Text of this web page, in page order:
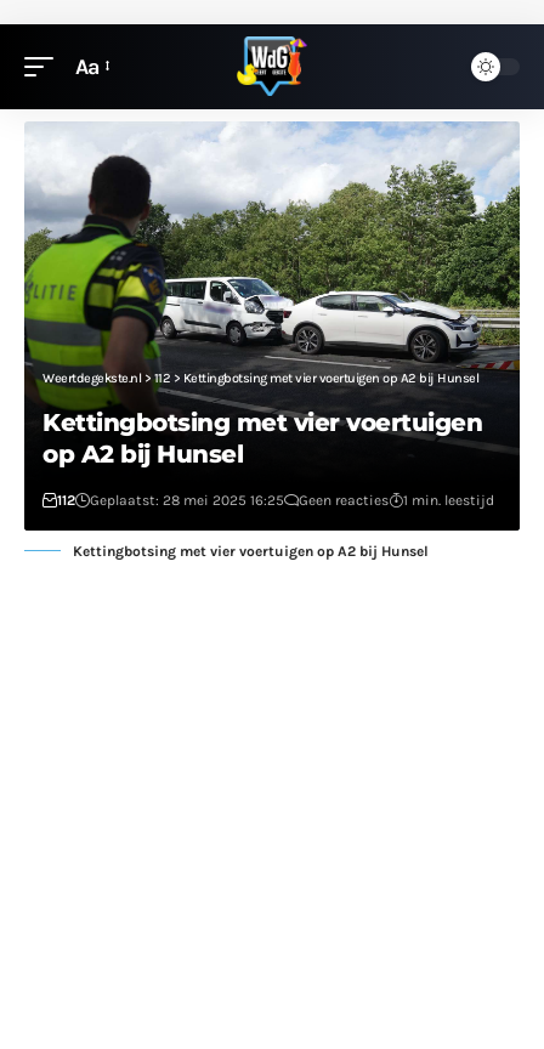
Aa
Weertdegekste.nl> 112 > Kettingbotsing met vier voertuigen op A2 bij Hunsel
Kettingbotsing met vier voertuigen
op A2 bij Hunsel
112 Geplaatst: 28 mei 2025 16:25 Geen reacties 1 min. leestijd
Kettingbotsing met vier voertuigen op A2 bij Hunsel